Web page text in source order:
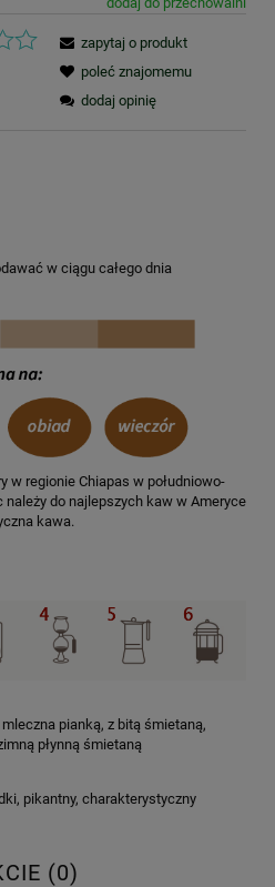
zapytaj o produkt
poleć znajomemu
dodaj opinię
w ciągu całego dnia
w regionie Chiapas w południowo-
do najlepszych kaw w Ameryce
kawa.
pianką, z bitą śmietaną,
płynną śmietaną
pikantny, charakterystyczny
(0)